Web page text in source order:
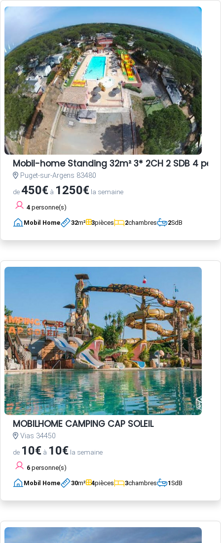
Mobil-home Standing 32m² 3* 2CH 2 SDB 4
Puget-sur-Argens 83480
de450€ à 1250€ la semaine
4 personne(s)
Mobil Home 32m² 3pièces 2chambres 2SdB
MOBILHOME CAMPING CAP SOLEIL
Vias 34450
de 10€ à 10€ la semaine
6 personne(s)
Mobil Home 30m² 4pièces 3chambres 1SdB